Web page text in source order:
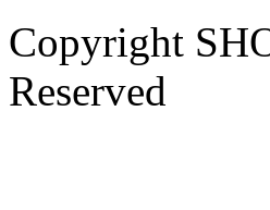
Copyright
Reserved